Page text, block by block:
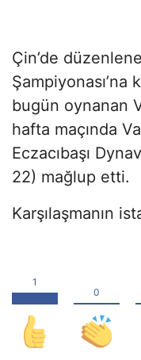
Çin’de
Şampiyonası’na
bugün oynanan
hafta maçında
Eczacıbaşı
22) mağlup etti.
Karşılaşmanın